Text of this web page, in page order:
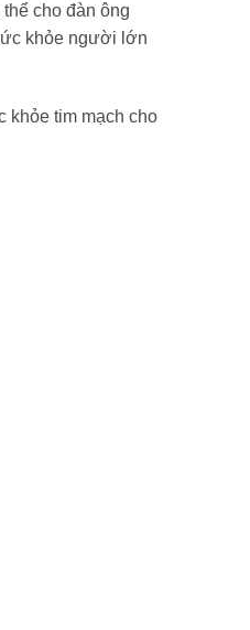
cho đàn ông
khỏe người lớn
khỏe tim mạch cho